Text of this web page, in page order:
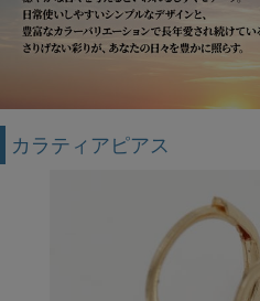
カラティアピアス